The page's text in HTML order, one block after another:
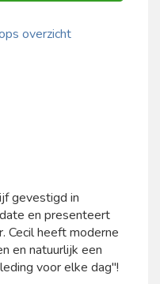
overzicht
gevestigd in
en presenteert
Cecil heeft moderne
en natuurlijk een
voor elke dag"!